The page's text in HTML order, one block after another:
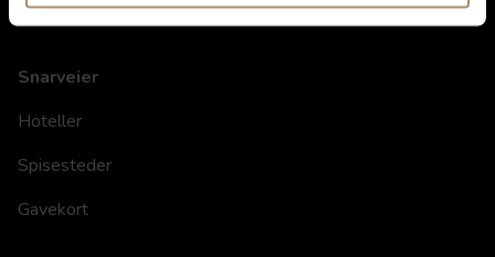
Snarveier
Hoteller
Spisesteder
Gavekort